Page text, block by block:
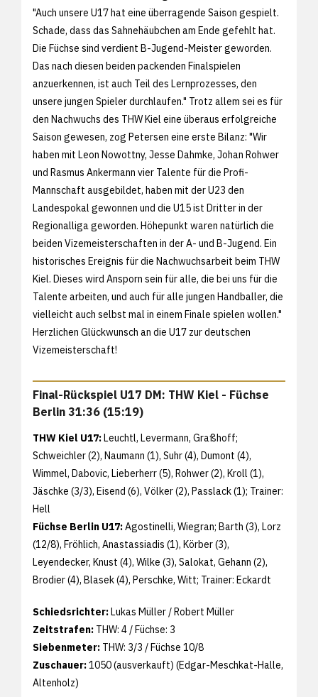
"Auch unsere U17 hat eine überragende Saison gespielt.
Schade, dass das Sahnehäubchen am Ende gefehlt hat.
Die Füchse sind verdient B-Jugend-Meister geworden.
Das nach diesen beiden packenden Finalspielen
anzuerkennen, ist auch Teil des Lernprozesses, den
unsere jungen Spieler durchlaufen." Trotz allem sei es für
den Nachwuchs des THW Kiel eine überaus erfolgreiche
Saison gewesen, zog Petersen eine erste Bilanz: "Wir
haben mit Leon Nowottny, Jesse Dahmke, Johan Rohwer
und Rasmus Ankermann vier Talente für die Profi-
Mannschaft ausgebildet, haben mit der U23 den
Landespokal gewonnen und die U15 ist Dritter in der
Regionalliga geworden. Höhepunkt waren natürlich die
beiden Vizemeisterschaften in der A- und B-Jugend. Ein
historisches Ereignis für die Nachwuchsarbeit beim THW
Kiel. Dieses wird Ansporn sein für alle, die bei uns für die
Talente arbeiten, und auch für alle jungen Handballer, die
vielleicht auch selbst mal in einem Finale spielen wollen."
Herzlichen Glückwunsch an die U17 zur deutschen
Vizemeisterschaft!
Final-Rückspiel U17 DM: THW Kiel - Füchse
Berlin 31:36 (15:19)
THW Kiel U17:Leuchtl, Levermann, Graßhoff;
Schweichler (2), Naumann (1), Suhr (4), Dumont (4),
Wimmel, Dabovic, Lieberherr (5), Rohwer (2), Kroll (1),
Jäschke (3/3), Eisend (6), Völker (2), Passlack (1); Trainer:
Hell
Füchse Berlin U17:Agostinelli, Wiegran; Barth (3), Lorz
(12/8), Fröhlich, Anastassiadis (1), Körber (3),
Leyendecker, Knust (4), Wilke (3), Salokat, Gehann (2),
Brodier (4), Blasek (4), Perschke, Witt; Trainer: Eckardt
Schiedsrichter:Lukas Müller / Robert Müller
Zeitstrafen: THW: 4 / Füchse: 3
Siebenmeter: THW: 3/3 / Füchse 10/8
Zuschauer:1050 (ausverkauft) (Edgar-Meschkat-Halle,
Altenholz)